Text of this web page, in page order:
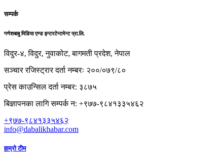
सम्पर्क
गणेशबाबु मिडिया एण्ड इन्टरटेन्टमेन्ट प्रा.लि.
विदुर-४, विदुर, नुवाकोट, बागमती प्रदेश, नेपाल
सञ्चार रजिस्ट्रार दर्ता नम्बरः २००/०७९/८०
प्रेस काउन्सिल दर्ता नम्बर: ३८७५
बिज्ञापनका लागि सम्पर्क न: +९७७-९८४१३३५४६२
+९७७-९८४१३३५४६२
info@dabalikhabar.com
हाम्रो टीम